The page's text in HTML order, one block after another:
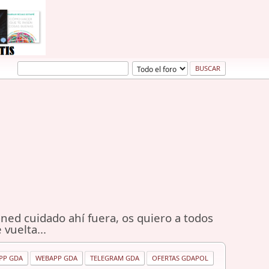
cuidado ahí fuera, os quiero a todos
vuelta...
GDA WEBAPP GDA TELEGRAM GDA OFERTAS GDAPOL